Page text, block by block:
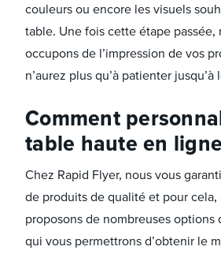
couleurs ou encore les visuels
table. Une fois cette étape passée,
occupons de l’impression de vos
n’aurez plus qu’à patienter jusqu’à
Comment
table haute en ligne
Chez Rapid Flyer, nous vous
de produits de qualité et pour cela,
proposons de nombreuses options
qui vous permettrons d’obtenir le